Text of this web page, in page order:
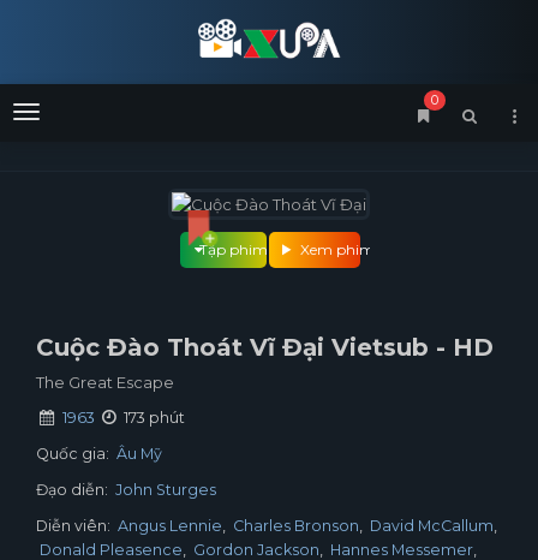
Menu
0
Xem phim
Tập phim
Cuộc Đào Thoát Vĩ Đại Vietsub - HD
The Great Escape
1963
173 phút
Quốc gia: Âu Mỹ
Đạo diễn: John Sturges
Diễn viên: Angus Lennie Charles Bronson
David McCallum
Donald Pleasence
Gordon Jackson
Hannes Messemer